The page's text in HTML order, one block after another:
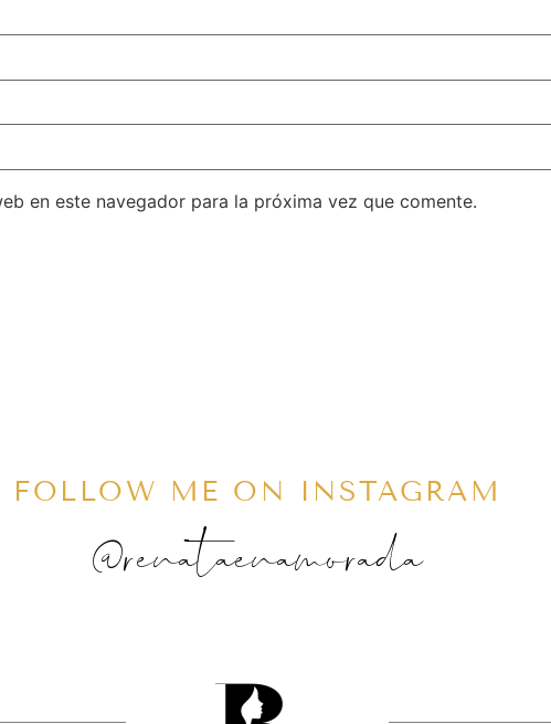
en este navegador para la próxima vez que comente.
FOLLOW ME ON INSTAGRAM
@renataenamorada